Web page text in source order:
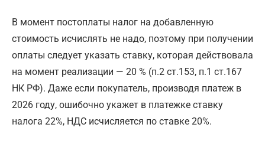
В момент постоплаты налог на добавленную
стоимость исчислять не надо, поэтому при получении
оплаты следует указать ставку, которая действовала
на момент реализации — 20 % (п.2 ст.153, п.1 ст.167
НК РФ). Даже если покупатель, производя платеж в
2026 году, ошибочно укажет в платежке ставку
налога 22%, НДС исчисляется по ставке 20%.